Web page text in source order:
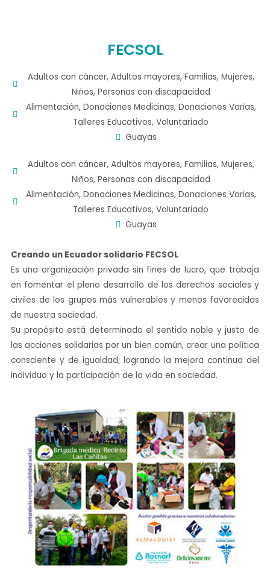
FECSOL
Adultos con cáncer, Adultos mayores, Familias, Mujeres,
Niños, Personas con discapacidad
Alimentación, Donaciones Medicinas, Donaciones Varias,
Talleres Educativos, Voluntariado
Guayas
Adultos con cáncer, Adultos mayores, Familias, Mujeres,
Niños, Personas con discapacidad
Alimentación, Donaciones Medicinas, Donaciones Varias,
Talleres Educativos, Voluntariado
Guayas
Creando un Ecuador solidario FECSOL
Es una organización privada sin fines de lucro, que trabaja
en fomentar el pleno desarrollo de los derechos sociales y
civiles de los grupos más vulnerables y menos favorecidos
de nuestra sociedad.
Su propósito está determinado el sentido noble y justo de
las acciones solidarias por un bien común, crear una política
consciente y de igualdad; logrando la mejora continua del
individuo y la participación de la vida en sociedad.
Facebook
Instagram
Twitter
YouTube
TikTok